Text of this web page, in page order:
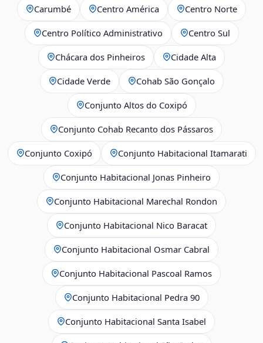
Carumbé Centro América Centro Norte
Centro Político Administrativo Centro Sul
Chácara dos Pinheiros Cidade Alta
Cidade Verde Cohab São Gonçalo
Conjunto Altos do Coxipó
Conjunto Cohab Recanto dos Pássaros
Conjunto Coxipó Conjunto Habitacional Itamarati
Conjunto Habitacional Jonas Pinheiro
Conjunto Habitacional Marechal Rondon
Conjunto Habitacional Nico Baracat
Conjunto Habitacional Osmar Cabral
Conjunto Habitacional Pascoal Ramos
Conjunto Habitacional Pedra 90
Conjunto Habitacional Santa Isabel